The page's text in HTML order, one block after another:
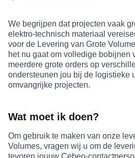
We begrijpen dat projecten vaak
elektro-technisch materiaal
voor de Levering van Grote
het nu gaat om volledige bobijnen
meerdere grote orders op
ondersteunen jou bij de logistieke
omvangrijke projecten.
Wat moet ik doen?
Om gebruik te maken van onze
Volumes, vragen wij u om de